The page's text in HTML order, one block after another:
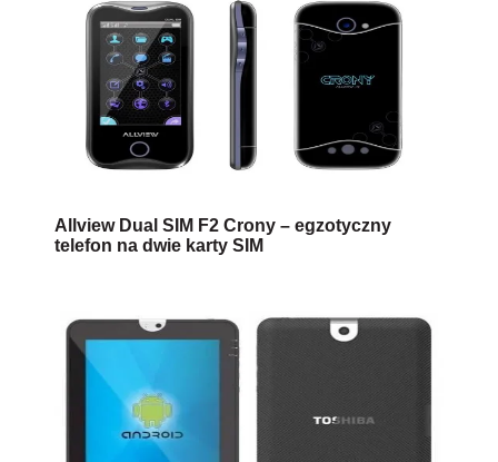
Allview Dual SIM F2 Crony – egzotyczny
telefon na dwie karty SIM